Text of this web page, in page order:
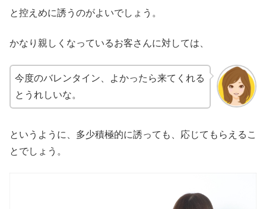
と控えめに誘うのがよいでしょう。
かなり親しくなっているお客さんに対しては、
今度のバレンタイン、よかったら来てくれる
とうれしいな。
というように、多少積極的に誘っても、応じてもらえるこ
とでしょう。